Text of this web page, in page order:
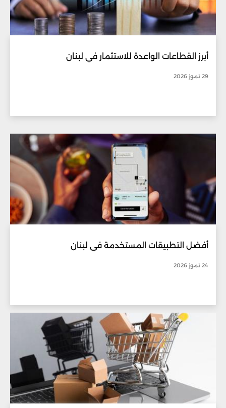
أبرز القطاعات الواعدة للاستثمار في لبنان
29 تموز 2026
أفضل التطبيقات المستخدمة في لبنان
24 تموز 2026